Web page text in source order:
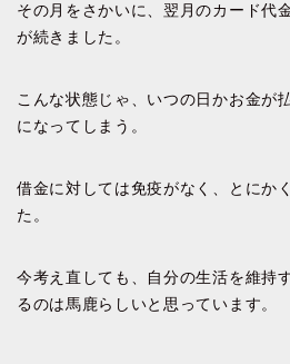
その月をさかいに、翌月のカード代
が続きました。
こんな状態じゃ、いつの日かお金が
になってしまう。
借金に対しては免疫がなく、とにか
た。
今考え直しても、自分の生活を維持
るのは馬鹿らしいと思っています。